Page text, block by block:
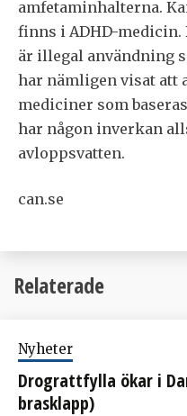
amfetaminhalterna.
finns i ADHD-medicin.
är illegal användning
har nämligen visat att
mediciner som
har någon inverkan
avloppsvatten.
can.se
Relaterade
Nyheter
Drograttfylla ökar i
brasklapp)